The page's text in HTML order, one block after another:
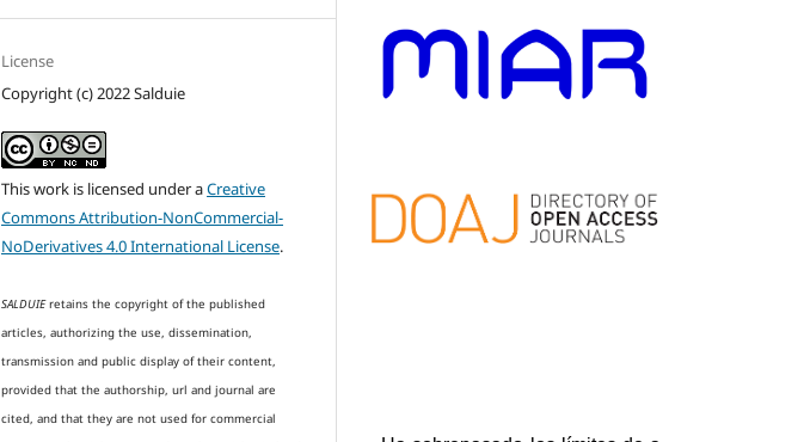
License
Copyright (c) 2022 Salduie
This work is licensed under aCreative
Commons Attribution-NonCommercial-
NoDerivatives 4.0 International License.
SALDUIEretains the copyright of the published
articles, authorizing the use, dissemination,
transmission and public display of their content,
provided that the authorship, url and journal are
cited, and that they are not used for commercial